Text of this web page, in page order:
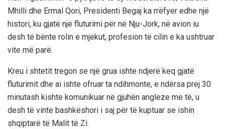
Mhilli dhe Ermal Qori, Presidenti Begaj ka rrëfyer edhe një
histori, ku gjatë një fluturimi për në Nju-Jork, në avion iu
desh të bënte rolin e mjekut, profesion të cilin e ka ushtruar
vite më parë.
Kreu i shtetit tregon se një grua ishte ndjerë keq gjatë
fluturimit dhe ai ishte ofruar ta ndihmonte, e ndërsa prej 30
minutash kishte komunikuar në gjuhën angleze me të, u
desh të vinte bashkëshori i saj për të kuptuar se ishin
shqiptarë të Malit të Zi.